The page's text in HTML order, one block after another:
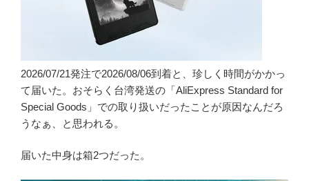
2026/07/21発注で2026/08/06到着と、珍しく時間がかかっ
て届いた。おそらく台湾発送の「AliExpress Standard for
Special Goods」での取り扱いだったことが原因なんだろ
うなぁ、と思われる。
届いた中身は箱2つだった。